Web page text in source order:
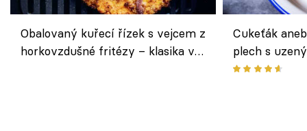
Obalovaný kuřecí řízek s vejcem z
horkovzdušné fritézy – klasika v
Cukeťák
plech s
způsob, jak